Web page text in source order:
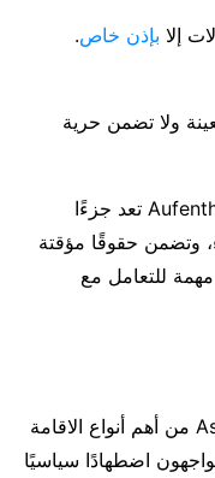
إلا بإذن خاص.
ولا تضمن حرية
وثيقة الإقامة المؤقتة Aufenthaltsgestattung تعد جزءًا
وتضمن حقوقًا مؤقتة
للتعامل مع
حق اللجوء السياسي Asylberechtigung من أهم أنواع الاقامة
اضطهادًا سياسيًا